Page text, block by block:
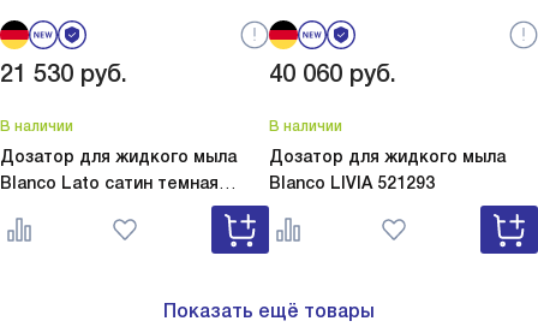
21 530 руб.
В наличии
Дозатор для жидкого мыла
Blanco Lato сатин темная
Lato сатин темная сталь
527743
40 060 руб.
В наличии
Дозатор для жидкого мыла
Blanco LIVIA 521293
Показать ещё товары